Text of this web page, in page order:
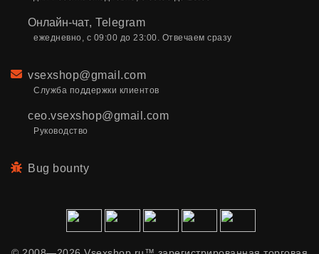
Онлайн-чат, Telegram
ежедневно, с 09:00 до 23:00. Отвечаем сразу
Email
vsexshop@gmail.com
Служба поддержки клиентов
ceo.vsexshop@gmail.com
Руководство
Bug bounty